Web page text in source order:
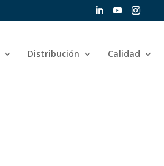
Distribución Calidad